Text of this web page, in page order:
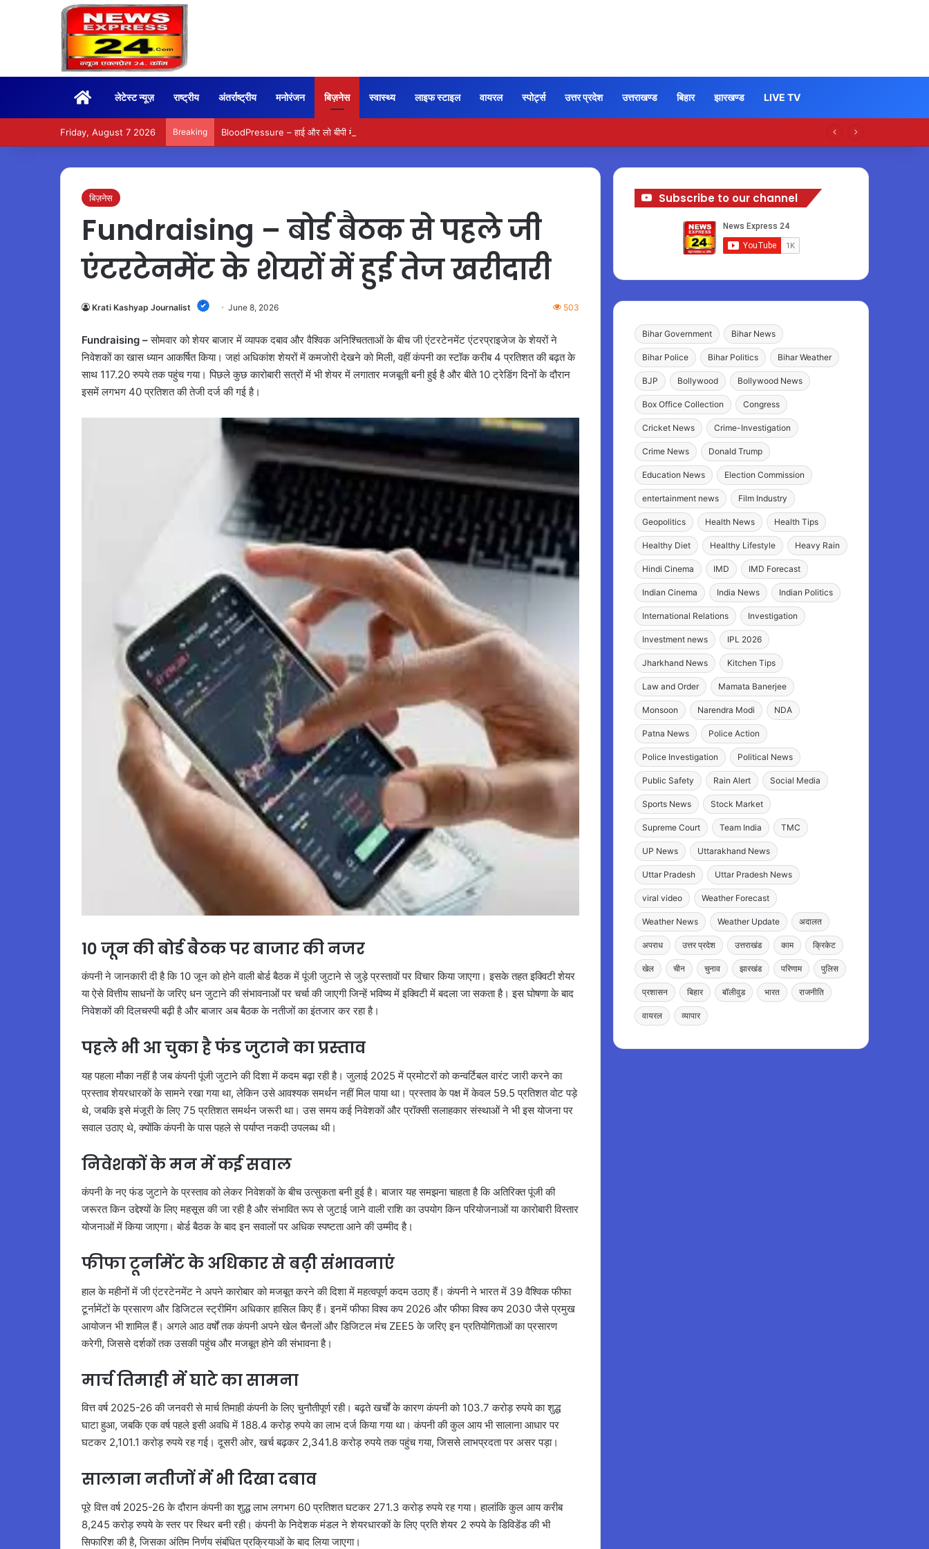
Homeलेटेस्ट न्यूज़ राष्ट्रीय अंतर्राष्ट्रीय मनोरंजन बिज़नेस स्वास्थ्य लाइफ स्टाइल वायरल स्पोर्ट्स उत्तर प्रदेश उत्तराखण्ड बिहार झारखण्ड LIVE TV
Friday, August 7 2026 Breaking BloodPressure – हाई और लो बीपी में कितना नमक खाना सही, डॉक्टर ने बताया सुरक्षित मात्रा…
बिज़नेस
Fundraising – बोर्ड बैठक से पहले जी
एंटरटेनमेंट के शेयरों में हुई तेज खरीदारी
Krati Kashyap Journalist June 8, 2026 503
Fundraising –सोमवार को शेयर बाजार में व्यापक दबाव और वैश्विक अनिश्चितताओं के बीच जी एंटरटेनमेंट एंटरप्राइजेज के शेयरों ने
निवेशकों का खास ध्यान आकर्षित किया। जहां अधिकांश शेयरों में कमजोरी देखने को मिली, वहीं कंपनी का स्टॉक करीब 4 प्रतिशत की बढ़त के
साथ 117.20 रुपये तक पहुंच गया। पिछले कुछ कारोबारी सत्रों में भी शेयर में लगातार मजबूती बनी हुई है और बीते 10 ट्रेडिंग दिनों के दौरान
इसमें लगभग 40 प्रतिशत की तेजी दर्ज की गई है।
10 जून की बोर्ड बैठक पर बाजार की नजर
कंपनी ने जानकारी दी है कि 10 जून को होने वाली बोर्ड बैठक में पूंजी जुटाने से जुड़े प्रस्तावों पर विचार किया जाएगा। इसके तहत इक्विटी शेयर
या ऐसे वित्तीय साधनों के जरिए धन जुटाने की संभावनाओं पर चर्चा की जाएगी जिन्हें भविष्य में इक्विटी में बदला जा सकता है। इस घोषणा के बाद
निवेशकों की दिलचस्पी बढ़ी है और बाजार अब बैठक के नतीजों का इंतजार कर रहा है।
पहले भी आ चुका है फंड जुटाने का प्रस्ताव
यह पहला मौका नहीं है जब कंपनी पूंजी जुटाने की दिशा में कदम बढ़ा रही है। जुलाई 2025 में प्रमोटरों को कन्वर्टिबल वारंट जारी करने का
प्रस्ताव शेयरधारकों के सामने रखा गया था, लेकिन उसे आवश्यक समर्थन नहीं मिल पाया था। प्रस्ताव के पक्ष में केवल 59.5 प्रतिशत वोट पड़े
थे, जबकि इसे मंजूरी के लिए 75 प्रतिशत समर्थन जरूरी था। उस समय कई निवेशकों और प्रॉक्सी सलाहकार संस्थाओं ने भी इस योजना पर
सवाल उठाए थे, क्योंकि कंपनी के पास पहले से पर्याप्त नकदी उपलब्ध थी।
निवेशकों के मन में कई सवाल
कंपनी के नए फंड जुटाने के प्रस्ताव को लेकर निवेशकों के बीच उत्सुकता बनी हुई है। बाजार यह समझना चाहता है कि अतिरिक्त पूंजी की
जरूरत किन उद्देश्यों के लिए महसूस की जा रही है और संभावित रूप से जुटाई जाने वाली राशि का उपयोग किन परियोजनाओं या कारोबारी विस्तार
योजनाओं में किया जाएगा। बोर्ड बैठक के बाद इन सवालों पर अधिक स्पष्टता आने की उम्मीद है।
फीफा टूर्नामेंट के अधिकार से बढ़ी संभावनाएं
हाल के महीनों में जी एंटरटेनमेंट ने अपने कारोबार को मजबूत करने की दिशा में महत्वपूर्ण कदम उठाए हैं। कंपनी ने भारत में 39 वैश्विक फीफा
टूर्नामेंटों के प्रसारण और डिजिटल स्ट्रीमिंग अधिकार हासिल किए हैं। इनमें फीफा विश्व कप 2026 और फीफा विश्व कप 2030 जैसे प्रमुख
आयोजन भी शामिल हैं। अगले आठ वर्षों तक कंपनी अपने खेल चैनलों और डिजिटल मंच ZEE5 के जरिए इन प्रतियोगिताओं का प्रसारण
करेगी, जिससे दर्शकों तक उसकी पहुंच और मजबूत होने की संभावना है।
मार्च तिमाही में घाटे का सामना
वित्त वर्ष 2025-26 की जनवरी से मार्च तिमाही कंपनी के लिए चुनौतीपूर्ण रही। बढ़ते खर्चों के कारण कंपनी को 103.7 करोड़ रुपये का शुद्ध
घाटा हुआ, जबकि एक वर्ष पहले इसी अवधि में 188.4 करोड़ रुपये का लाभ दर्ज किया गया था। कंपनी की कुल आय भी सालाना आधार पर
घटकर 2,101.1 करोड़ रुपये रह गई। दूसरी ओर, खर्च बढ़कर 2,341.8 करोड़ रुपये तक पहुंच गया, जिससे लाभप्रदता पर असर पड़ा।
सालाना नतीजों में भी दिखा दबाव
पूरे वित्त वर्ष 2025-26 के दौरान कंपनी का शुद्ध लाभ लगभग 60 प्रतिशत घटकर 271.3 करोड़ रुपये रह गया। हालांकि कुल आय करीब
8,245 करोड़ रुपये के स्तर पर स्थिर बनी रही। कंपनी के निदेशक मंडल ने शेयरधारकों के लिए प्रति शेयर 2 रुपये के डिविडेंड की भी
सिफारिश की है, जिसका अंतिम निर्णय संबंधित प्रक्रियाओं के बाद लिया जाएगा।
Subscribe to our channel
Bihar Government Bihar News
Bihar Police Bihar Politics Bihar Weather
BJP Bollywood Bollywood News
Box Office Collection Congress
Cricket News Crime-Investigation
Crime News Donald Trump
Education News Election Commission
entertainment news Film Industry
Geopolitics Health News Health Tips
Healthy Diet Healthy Lifestyle Heavy Rain
Hindi Cinema IMD IMD Forecast
Indian Cinema India News Indian Politics
International Relations Investigation
Investment news IPL 2026
Jharkhand News Kitchen Tips
Law and Order Mamata Banerjee
Monsoon Narendra Modi NDA
Patna News Police Action
Police Investigation Political News
Public Safety Rain Alert Social Media
Sports News Stock Market
Supreme Court Team India TMC
UP News Uttarakhand News
Uttar Pradesh Uttar Pradesh News
viral video Weather Forecast
Weather News Weather Update अदालत
अपराध उत्तर प्रदेश उत्तराखंड काम क्रिकेट
खेल चीन चुनाव झारखंड परिणाम पुलिस
प्रशासन बिहार बॉलीवुड भारत राजनीति
वायरल व्यापार